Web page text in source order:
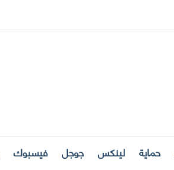
حماية لينكس جوجل فيسبوك